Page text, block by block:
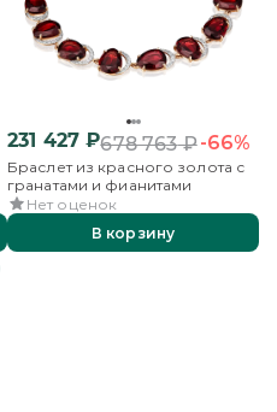
231 427 ₽678 763₽-66%
Браслет из красного золота с
гранатами и фианитами
Нет оценок
В корзину